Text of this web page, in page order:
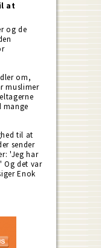
at
og de
om,
muslimer
mange
til at
sender
'Jeg har
Og det var
Enok